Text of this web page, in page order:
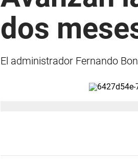
dos
El administrador Fernando